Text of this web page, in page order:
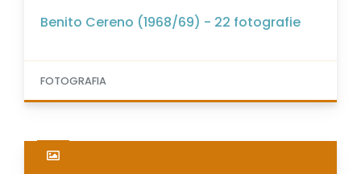
Benito Cereno (1968/69) - 22 fotografie
FOTOGRAFIA